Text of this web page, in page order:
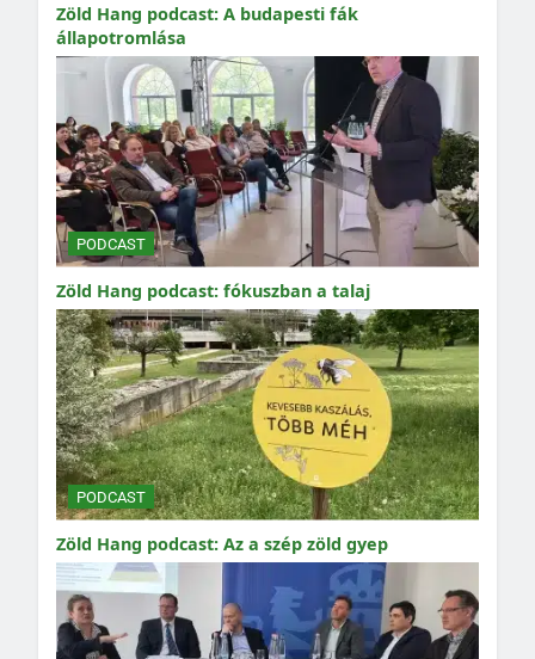
Zöld Hang podcast: A budapesti fák
állapotromlása
PODCAST
Zöld Hang podcast: fókuszban a talaj
PODCAST
Zöld Hang podcast: Az a szép zöld gyep